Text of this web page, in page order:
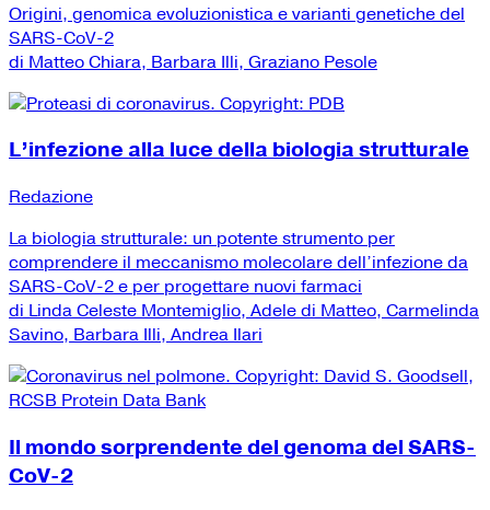
Origini, genomica evoluzionistica e varianti genetiche del
SARS-CoV-2
di Matteo Chiara, Barbara Illi, Graziano Pesole
L’infezione alla luce della biologia strutturale
Redazione
La biologia strutturale: un potente strumento per
comprendere il meccanismo molecolare dell’infezione da
SARS-CoV-2 e per progettare nuovi farmaci
di Linda Celeste Montemiglio, Adele di Matteo, Carmelinda
Savino, Barbara Illi, Andrea Ilari
Il mondo sorprendente del genoma del SARS-
CoV-2